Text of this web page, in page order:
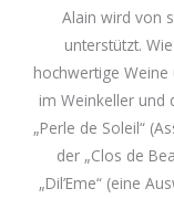
Alain wird von
unterstützt.
hochwertige
im Weinkeller und
„Perle de Soleil“
der „Clos de
„Dil’Eme“ (eine